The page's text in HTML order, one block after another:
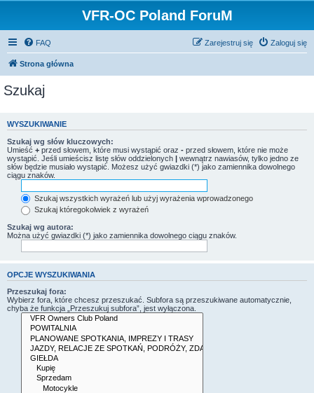
VFR-OC Poland ForuM
FAQ Zaloguj się
Zarejestruj się
Strona główna
Szukaj
WYSZUKIWANIE
Szukaj wg słów kluczowych:
Umieść + przed słowem, które musi wystąpić oraz - przed słowem, które nie może
wystąpić. Jeśli umieścisz listę słów oddzielonych | wewnątrz nawiasów, tylko jedno ze
słów będzie musiało wystąpić. Możesz użyć gwiazdki (*) jako zamiennika dowolnego
ciągu znaków.
Szukaj wszystkich wyrażeń lub użyj wyrażenia wprowadzonego
Szukaj któregokolwiek z wyrażeń
Szukaj wg autora:
Można użyć gwiazdki (*) jako zamiennika dowolnego ciągu znaków.
OPCJE WYSZUKIWANIA
Przeszukaj fora:
Wybierz fora, które chcesz przeszukać. Subfora są przeszukiwane automatycznie,
chyba że funkcja „Przeszukuj subfora”, jest wyłączona.